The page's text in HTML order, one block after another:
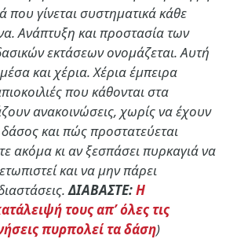
που γίνεται συστηματικά κάθε
Ανάπτυξη και προστασία των
εκτάσεων ονομάζεται. Αυτή
και χέρια. Χέρια έμπειρα
που κάθονται στα
ανακοινώσεις, χωρίς να έχουν
δάσος και πώς προστατεύεται
ακόμα κι αν ξεσπάσει πυρκαγιά να
και να μην πάρει
ΔΙΑΒΑΣΤΕ:Η
τους απ’ όλες τις
πυρπολεί τα δάση)